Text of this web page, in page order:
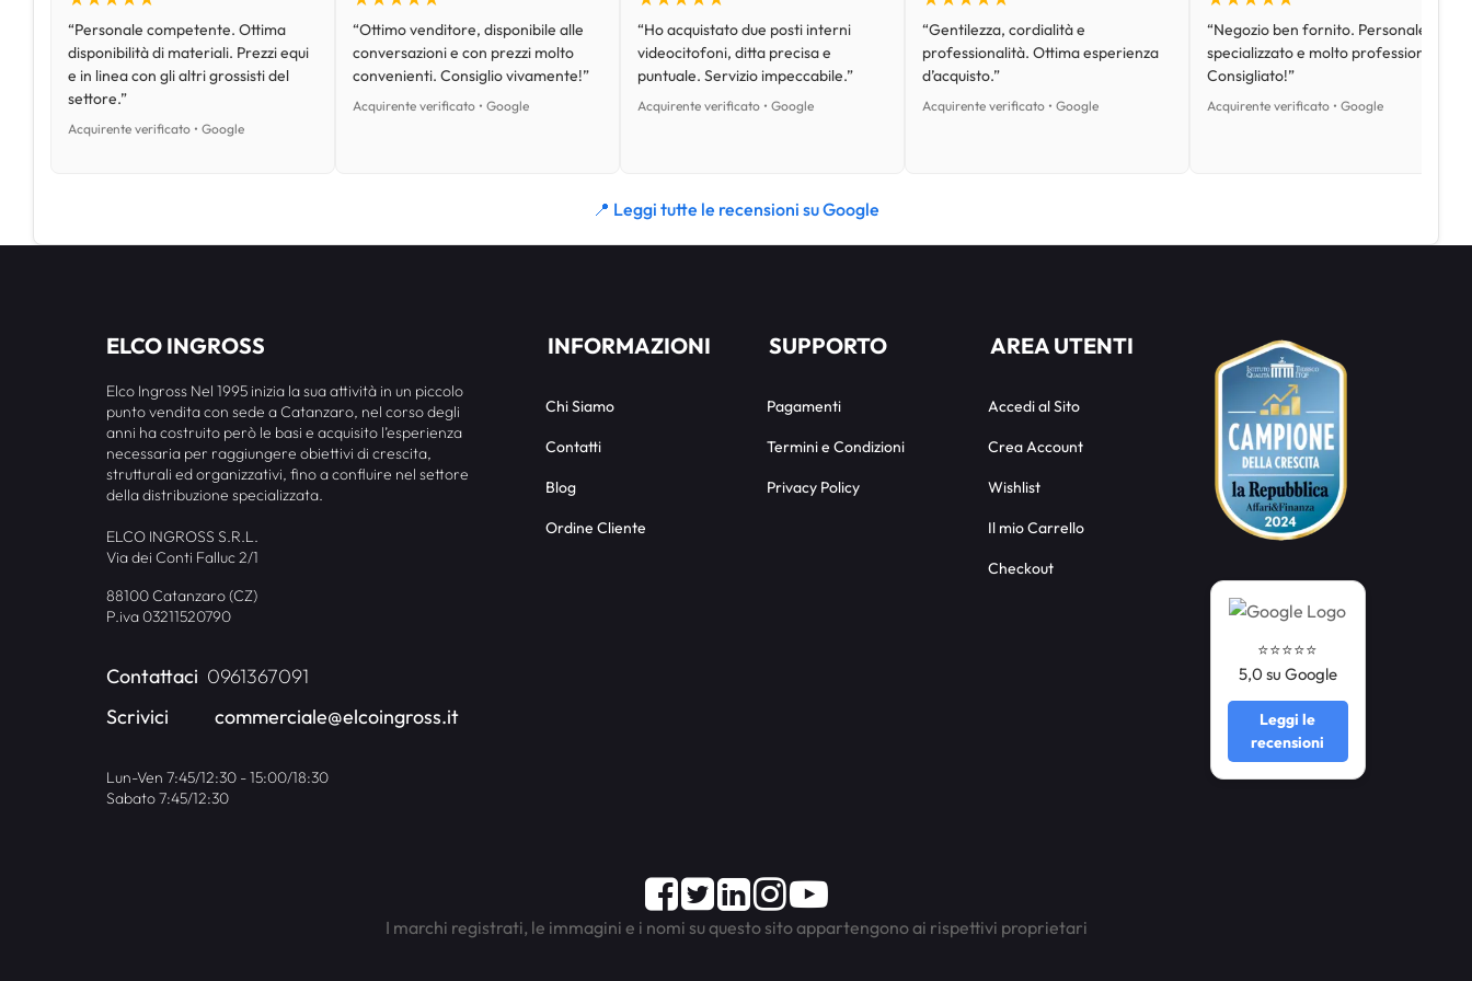
“Personale competente. Ottima
disponibilità di materiali. Prezzi equi
e in linea con gli altri grossisti del
settore.”
Acquirente verificato • Google
“Ottimo venditore, disponibile alle
conversazioni e con prezzi molto
convenienti. Consiglio vivamente!”
Acquirente verificato • Google
“Ho acquistato due posti interni
videocitofoni, ditta precisa e
puntuale. Servizio impeccabile.”
Acquirente verificato • Google
“Gentilezza, cordialità e
professionalità. Ottima esperienza
d’acquisto.”
Acquirente verificato • Google
“Negozio ben fornito. Personale
specializzato e molto professionale.
Consigliato!”
Acquirente verificato • Google
📍 Leggi tutte le recensioni su Google
ELCO INGROSS
Elco Ingross Nel 1995 inizia la sua attività in un piccolo
punto vendita con sede a Catanzaro, nel corso degli
anni ha costruito però le basi e acquisito l’esperienza
necessaria per raggiungere obiettivi di crescita,
strutturali ed organizzativi, fino a confluire nel settore
della distribuzione specializzata.
ELCO INGROSS S.R.L.
Via dei Conti Falluc 2/1
88100 Catanzaro (CZ)
P.iva 03211520790
Contattaci 0961367091
Scrivici
commerciale@elcoingross.it
Lun-Ven 7:45/12:30 - 15:00/18:30
Sabato 7:45/12:30
INFORMAZIONI
Chi Siamo
Contatti
Blog
Ordine Cliente
SUPPORTO
Pagamenti
Termini e Condizioni
Privacy Policy
AREA UTENTI
Accedi al Sito
Crea Account
Wishlist
Il mio Carrello
Checkout
⭐️⭐️⭐️⭐️⭐️
5,0 su Google
Leggi le
recensioni
Facebook
TwitterLinkedInInstagram
Youtube
I marchi registrati, le immagini e i nomi su questo sito appartengono ai rispettivi proprietari